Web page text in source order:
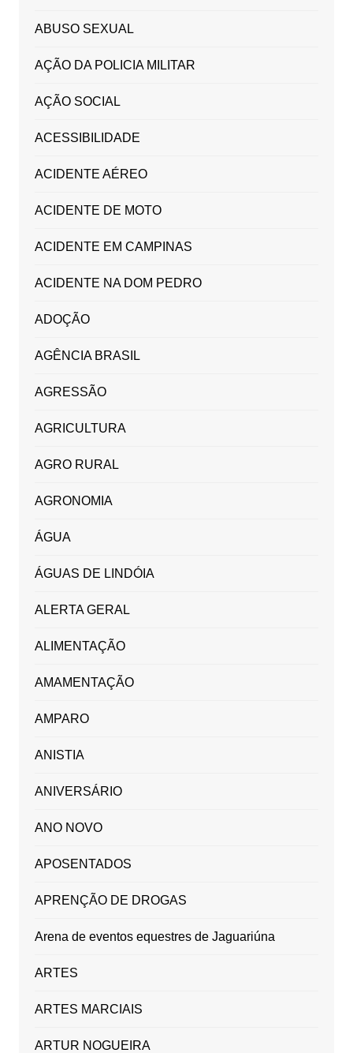
ABUSO SEXUAL
AÇÃO DA POLICIA MILITAR
AÇÃO SOCIAL
ACESSIBILIDADE
ACIDENTE AÉREO
ACIDENTE DE MOTO
ACIDENTE EM CAMPINAS
ACIDENTE NA DOM PEDRO
ADOÇÃO
AGÊNCIA BRASIL
AGRESSÃO
AGRICULTURA
AGRO RURAL
AGRONOMIA
ÁGUA
ÁGUAS DE LINDÓIA
ALERTA GERAL
ALIMENTAÇÃO
AMAMENTAÇÃO
AMPARO
ANISTIA
ANIVERSÁRIO
ANO NOVO
APOSENTADOS
APRENÇÃO DE DROGAS
Arena de eventos equestres de Jaguariúna
ARTES
ARTES MARCIAIS
ARTUR NOGUEIRA